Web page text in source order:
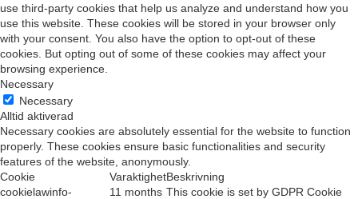
use third-party cookies that help us analyze and understand how you
use this website. These cookies will be stored in your browser only
with your consent. You also have the option to opt-out of these
cookies. But opting out of some of these cookies may affect your
browsing experience.
Necessary
Necessary
Alltid aktiverad
Necessary cookies are absolutely essential for the website to function
properly. These cookies ensure basic functionalities and security
features of the website, anonymously.
Cookie
VaraktighetBeskrivning
cookielawinfo-
11 months This cookie is set by GDPR Cookie